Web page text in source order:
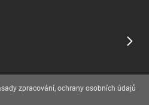
zpracování, ochrany osobních údajů